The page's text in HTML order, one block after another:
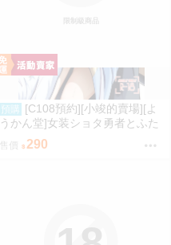
限制級商品
預購
[C108預約][小竣的賣場][よ
うかん堂]女装ショタ勇者とふた
なり僧侶 同人誌id=3783030
290